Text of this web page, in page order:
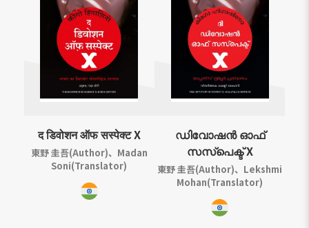
द डिवोशन ऑफ सस्पेक्ट X
東野 圭吾(Author)、Madan
Soni(Translator)
ഡിവോഷൻ ഓഫ്
സസ്പെക്ട് X
東野 圭吾(Author)、Lekshmi
Mohan(Translator)